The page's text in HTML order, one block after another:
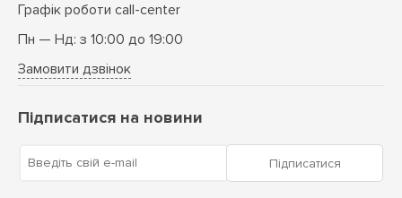
Графік роботи call-center
Пн — Нд: з 10:00 до 19:00
Замовити дзвінок
Підписатися на новини
Введіть свій e-mail Підписатися